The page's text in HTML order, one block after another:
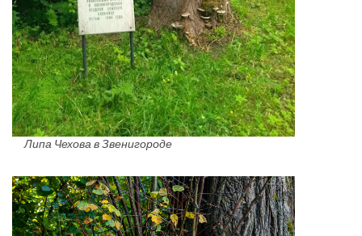
Липа Чехова в Звенигороде